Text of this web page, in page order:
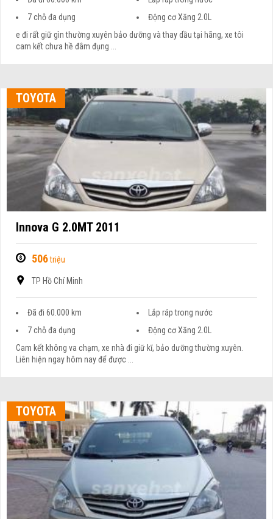
7 chỗ đa dụng
Động cơ Xăng 2.0L
e đi rất giữ gìn thường xuyên bảo dưỡng và thay dầu tại hãng, xe tôi
cam kết chưa hề đâm đụng ...
TOYOTA
Innova G 2.0MT 2011
506triệu
TP Hồ Chí Minh
Đã đi 60.000 km
Lắp ráp trong nước
7 chỗ đa dụng
Động cơ Xăng 2.0L
Cam kết không va chạm, xe nhà đi giữ kĩ, bảo dưỡng thường xuyên.
Liên hiện ngay hôm nay để được ...
TOYOTA